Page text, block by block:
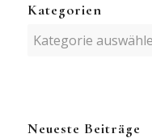
Kategorien
Kategorien
Neueste Beiträge